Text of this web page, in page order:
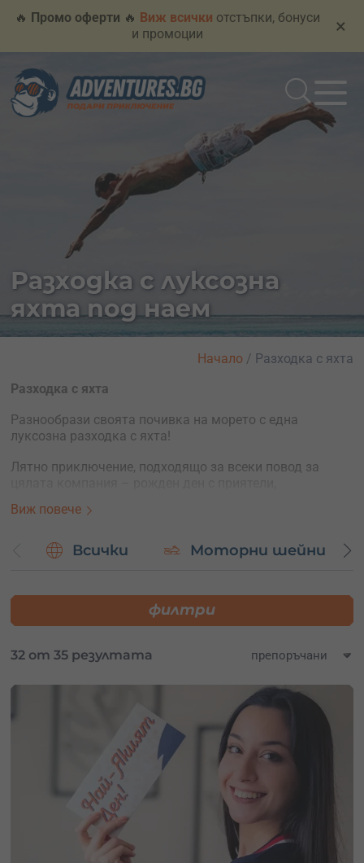
🔥 Промо оферти 🔥 Виж всички отстъпки, бонуси
и промоции
×
Разходка с луксозна
яхта под наем
Разходка с яхта
Разнообрази своята почивка на морето с една
луксозна разходка с яхта!
Лятно приключение, подходящо за всеки повод за
двама.
Прекарай един вълнуващ ден на борда на луксозна
ветроходна яхта!
Виж повече
Начало / Разходка с яхта
Всички Моторни шейни
филтри
32 от 35 резултата